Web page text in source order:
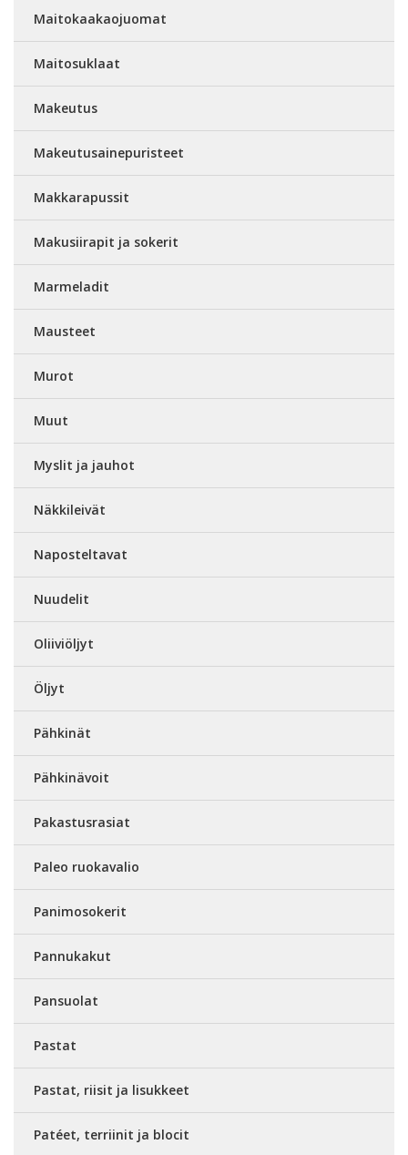
Maitokaakaojuomat
Maitosuklaat
Makeutus
Makeutusainepuristeet
Makkarapussit
Makusiirapit ja sokerit
Marmeladit
Mausteet
Murot
Muut
Myslit ja jauhot
Näkkileivät
Naposteltavat
Nuudelit
Oliiviöljyt
Öljyt
Pähkinät
Pähkinävoit
Pakastusrasiat
Paleo ruokavalio
Panimosokerit
Pannukakut
Pansuolat
Pastat
Pastat, riisit ja lisukkeet
Patéet, terriinit ja blocit